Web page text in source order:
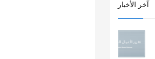
آخر الأخبار